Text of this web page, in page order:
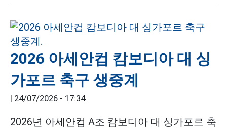
2026 아세안컵 캄보디아 대 싱
가포르 축구 생중계
| 24/07/2026 - 17:34
2026년 아세안컵 A조 캄보디아 대 싱가포르 축